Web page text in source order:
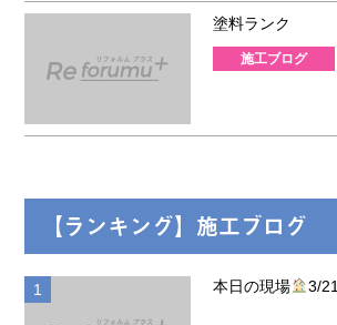
塗料ランク
施工ブログ
【ランキング】施工ブログ
本日の現場 3/21